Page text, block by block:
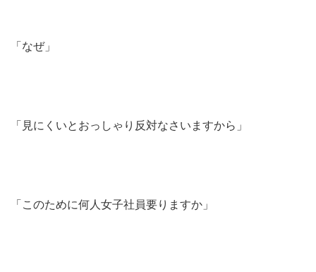
「なぜ」
「見にくいとおっしゃり反対なさいますから」
「このために何人女子社員要りますか」